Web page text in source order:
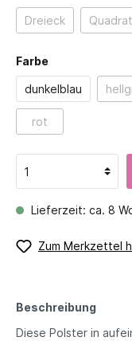
Dreieck Quadrat
Farbe
dunkelblau
rot
Lieferzeit: ca. 8
Zum Merkzettel
Beschreibung
Diese Polster in